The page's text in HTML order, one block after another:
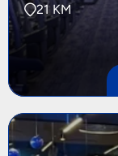
21 KM